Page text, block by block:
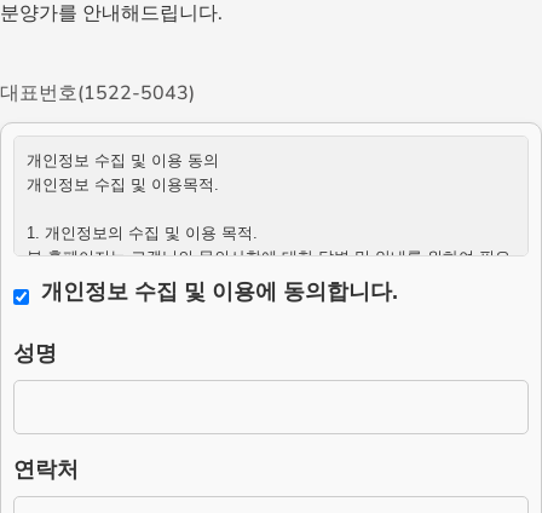
분양가를 안내해드립니다.
대표번호(1522-5043)
개인정보 수집 및 이용 동의
개인정보 수집 및 이용목적.
1. 개인정보의 수집 및 이용 목적.
본 홈페이지는 고객님의 문의사항에 대한 답변 및 안내를 위하여 필요
한 최소한의 범위 내에서 개인정보를 수집하고 있습니다.
– 필수항목 : 이름, 연락처, 문의사항, 생년월일, 주소
– 수집방법 : 웹사이트에 고객이 직접 입력.
를 지체 없이 파기합니다.
단, 다음의 정보에 대해서는 아래의 이유로 명시한 기간 동안 보존합니
개인정보 수집 및 이용에 동의합니다.
성명
연락처